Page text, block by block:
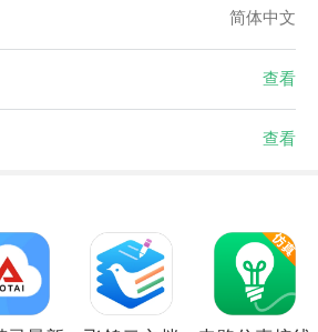
简体中文
查看
查看